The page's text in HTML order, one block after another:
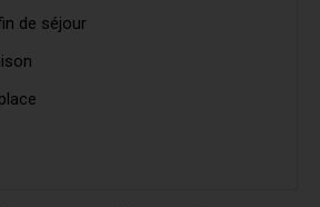
de séjour